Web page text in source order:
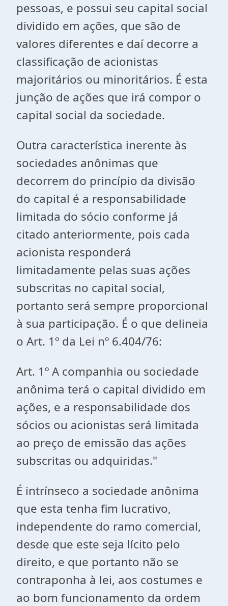
pessoas, e possui seu capital social
dividido em ações, que são de
valores diferentes e daí decorre a
classificação de acionistas
majoritários ou minoritários. É esta
junção de ações que irá compor o
capital social da sociedade.
Outra característica inerente às
sociedades anônimas que
decorrem do princípio da divisão
do capital é a responsabilidade
limitada do sócio conforme já
citado anteriormente, pois cada
acionista responderá
limitadamente pelas suas ações
subscritas no capital social,
portanto será sempre proporcional
à sua participação. É o que delineia
o Art. 1º da Lei nº 6.404/76:
Art. 1º A companhia ou sociedade
anônima terá o capital dividido em
ações, e a responsabilidade dos
sócios ou acionistas será limitada
ao preço de emissão das ações
subscritas ou adquiridas."
É intrínseco a sociedade anônima
que esta tenha fim lucrativo,
independente do ramo comercial,
desde que este seja lícito pelo
direito, e que portanto não se
contraponha à lei, aos costumes e
ao bom funcionamento da ordem